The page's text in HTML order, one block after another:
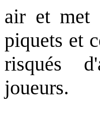
air et met
piquets et
risqués
joueurs.